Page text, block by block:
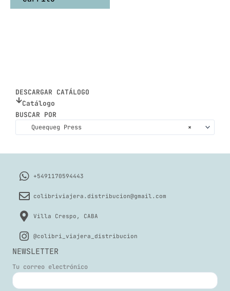
DESCARGAR CATÁLOGO
Catálogo
BUSCAR POR
×
Queequeg Press
+5491170594443
colibriviajera.distribucion@gmail.com
Villa Crespo, CABA
@colibri_viajera_distribucion
NEWSLETTER
Tu correo electrónico